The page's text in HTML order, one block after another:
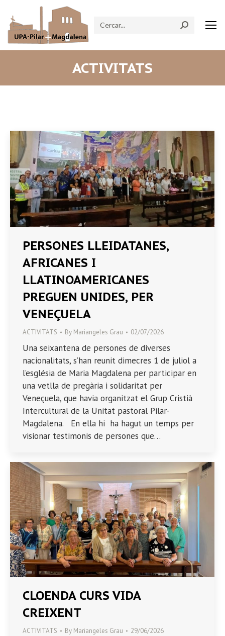
Search:
ACTIVITATS
PERSONES LLEIDATANES,
AFRICANES I
LLATINOAMERICANES
PREGUEN UNIDES, PER
VENEÇUELA
ACTIVITATS By Mariangeles Grau 02/07/2026
Una seixantena de persones de diverses
nacionalitats, s’han reunit dimecres 1 de juliol a
l’església de Maria Magdalena per participar en
una vetlla de pregària i solidaritat per
Veneçuela, que havia organitzat el Grup Cristià
Intercultural de la Unitat pastoral Pilar-
Magdalena. En ella hi ha hagut un temps per
visionar testimonis de persones que…
CLOENDA CURS VIDA
CREIXENT
ACTIVITATS By Mariangeles Grau 29/06/2026